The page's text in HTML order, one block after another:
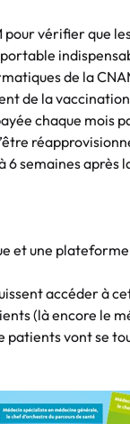
pour vérifier que
de la
de la
chaque mois
semaines après
et une
accéder à
(là encore le
patients vont se